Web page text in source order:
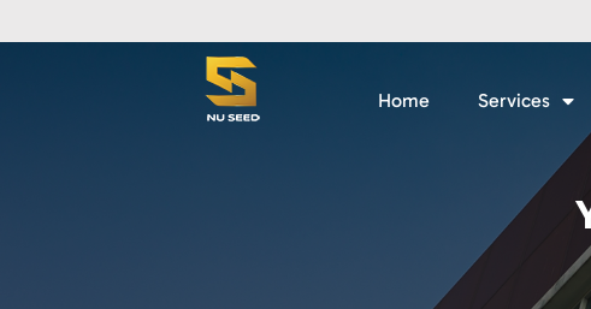
Home Services